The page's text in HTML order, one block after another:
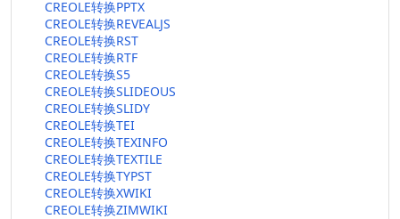
CREOLE转换PPTX
CREOLE转换REVEALJS
CREOLE转换RST
CREOLE转换RTF
CREOLE转换S5
CREOLE转换SLIDEOUS
CREOLE转换SLIDY
CREOLE转换TEI
CREOLE转换TEXINFO
CREOLE转换TEXTILE
CREOLE转换TYPST
CREOLE转换XWIKI
CREOLE转换ZIMWIKI